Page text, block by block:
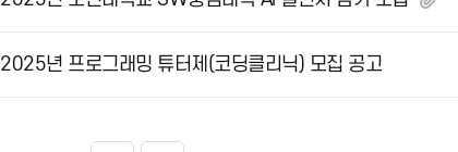
2025년 프로그래밍 튜터제(코딩클리닉) 모집 공고